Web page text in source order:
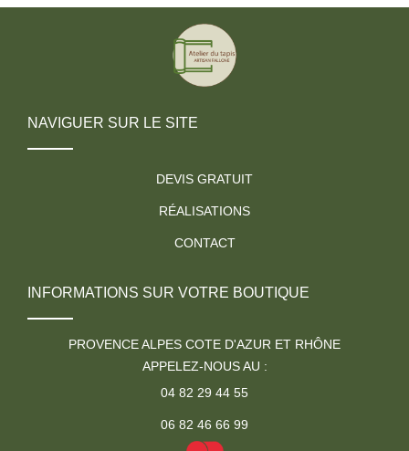
NAVIGUER SUR LE SITE
DEVIS GRATUIT
RÉALISATIONS
CONTACT
INFORMATIONS SUR VOTRE BOUTIQUE
PROVENCE ALPES COTE D'AZUR ET RHÔNE
APPELEZ-NOUS AU :
04 82 29 44 55
06 82 46 66 99